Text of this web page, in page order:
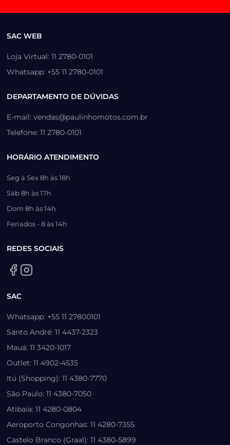
SAC WEB
Loja Virtual: 11 2780-0101
Whatsapp: +55 11 2780-0101
DEPARTAMENTO DE DÚVIDAS
E-mail: vendas@paulinhomotos.com.br
Telefone: 11 2780-0101
HORÁRIO ATENDIMENTO
Seg à Sex 8h às 18h
Sáb 8h às 17h
Dom 8h às 14h
Feriados - 8 às 14h
REDES SOCIAIS
SAC
Whatsapp: +55 11 27800101
Santo André: 11 4437-2323
Mauá: 11 3420-1017
Outlet: 11 4902-4535
Itú (Shopping): 11 4380-7770
São Paulo: 11 4380-7050
Atibaia: 11 4280-0804
Aeroporto Congonhas: 11 4280-7355
Castelo Branco (Graal): 11 4380-5899